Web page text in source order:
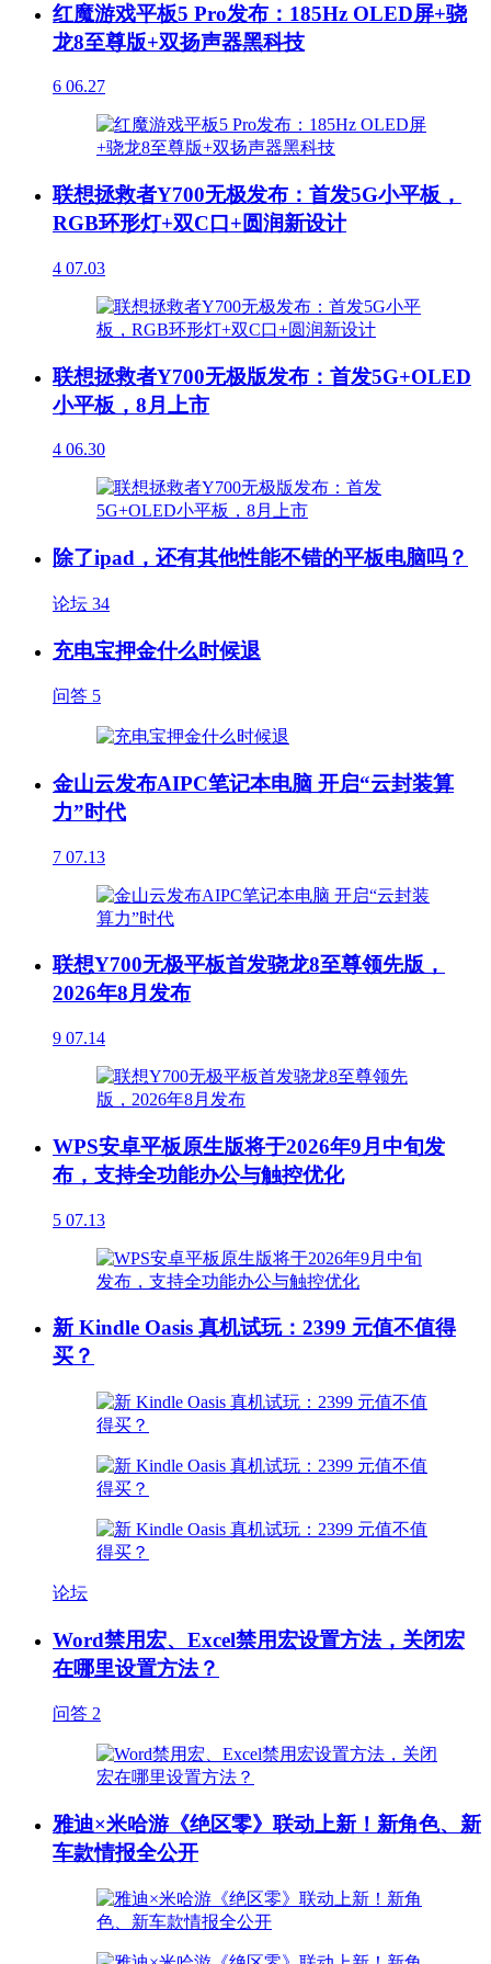
红魔游戏平板5 Pro发布：185Hz OLED屏+骁
龙8至尊版+双扬声器黑科技
6 06.27
联想拯救者Y700无极发布：首发5G小平板，
RGB环形灯+双C口+圆润新设计
4 07.03
联想拯救者Y700无极版发布：首发5G+OLED
小平板，8月上市
4 06.30
除了ipad，还有其他性能不错的平板电脑吗？
论坛 34
充电宝押金什么时候退
问答 5
金山云发布AIPC笔记本电脑 开启“云封装算
力”时代
7 07.13
联想Y700无极平板首发骁龙8至尊领先版，
2026年8月发布
9 07.14
WPS安卓平板原生版将于2026年9月中旬发
布，支持全功能办公与触控优化
5 07.13
新 Kindle Oasis 真机试玩：2399 元值不值得
买？
论坛
Word禁用宏、Excel禁用宏设置方法，关闭宏
在哪里设置方法？
问答 2
雅迪×米哈游《绝区零》联动上新！新角色、新
车款情报全公开